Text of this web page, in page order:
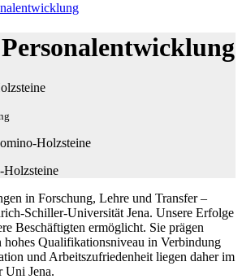
in Forschung, Lehre und Transfer –
Schiller-Universität Jena. Unsere Erfolge
Beschäftigten ermöglicht. Sie prägen
hohes Qualifikationsniveau in Verbindung
und Arbeitszufriedenheit liegen daher im
Uni Jena.